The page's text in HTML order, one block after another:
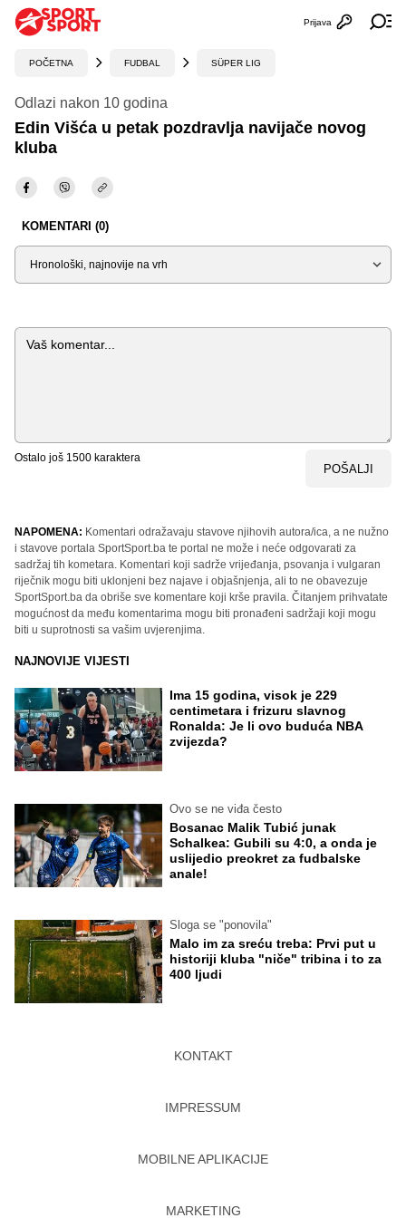
Otvori
Prijava
POČETNA FUDBAL SÜPER LIG
Odlazi nakon 10 godina
Edin Višća u petak pozdravlja navijače novog
kluba
KOMENTARI (0)
Sortiraj
Komentar
Ostalo još 1500 karaktera
POŠALJI
NAPOMENA: Komentari odražavaju stavove njihovih autora/ica, a ne nužno
i stavove portala SportSport.ba te portal ne može i neće odgovarati za
sadržaj tih kometara. Komentari koji sadrže vrijeđanja, psovanja i vulgaran
riječnik mogu biti uklonjeni bez najave i objašnjenja, ali to ne obavezuje
SportSport.ba da obriše sve komentare koji krše pravila. Čitanjem prihvatate
mogućnost da među komentarima mogu biti pronađeni sadržaji koji mogu
biti u suprotnosti sa vašim uvjerenjima.
NAJNOVIJE VIJESTI
Ima 15 godina, visok je 229
centimetara i frizuru slavnog
Ronalda: Je li ovo buduća NBA
zvijezda?
Ovo se ne viđa često
Bosanac Malik Tubić junak
Schalkea: Gubili su 4:0, a onda je
uslijedio preokret za fudbalske
anale!
Sloga se "ponovila"
Malo im za sreću treba: Prvi put u
historiji kluba "niče" tribina i to za
400 ljudi
KONTAKT
IMPRESSUM
MOBILNE APLIKACIJE
MARKETING